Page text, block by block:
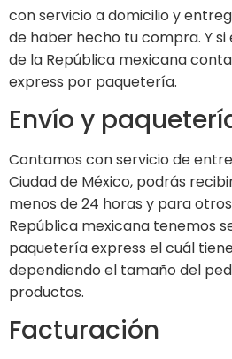
con servicio a domicilio y
de haber hecho tu compra. Y
de la República mexicana
express por paquetería.
Envío y
Contamos con servicio de
Ciudad de México, podrás
menos de 24 horas y para
República mexicana tenemos
paquetería express el cuál
dependiendo el tamaño del
productos.
Facturación